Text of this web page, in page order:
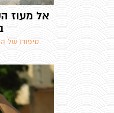
אל מעוז
סיפורו של